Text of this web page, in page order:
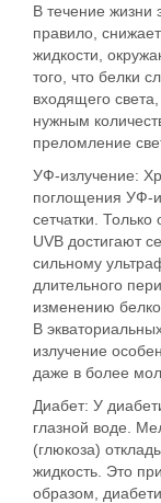
В течение жизни
правило,
жидкости,
того, что белки
входящего
нужным
преломление
УФ-излучение:
поглощения УФ-
сетчатки. Только
UVB достигают
сильному
длительного
изменению
В
излучение
даже в более
Диабет: У
глазной воде.
(глюкоза)
жидкость. Это
образом,